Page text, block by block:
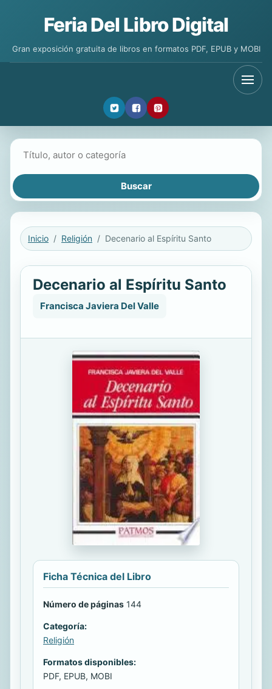
Feria Del Libro Digital
Gran exposición gratuita de libros en formatos PDF, EPUB y MOBI
Inicio Religión Decenario al Espíritu Santo
Decenario al Espíritu Santo
Francisca Javiera Del Valle
Ficha Técnica del Libro
Número de páginas 144
Categoría:
Religión
Formatos disponibles:
PDF, EPUB, MOBI